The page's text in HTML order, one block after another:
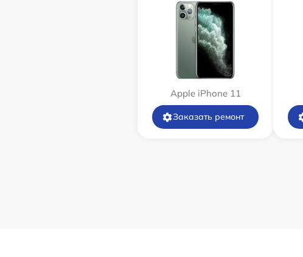
Apple iPhone 11
Заказать ремонт